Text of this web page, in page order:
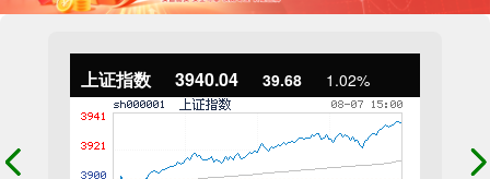
上证指数 3940.04 39.68 1.02%